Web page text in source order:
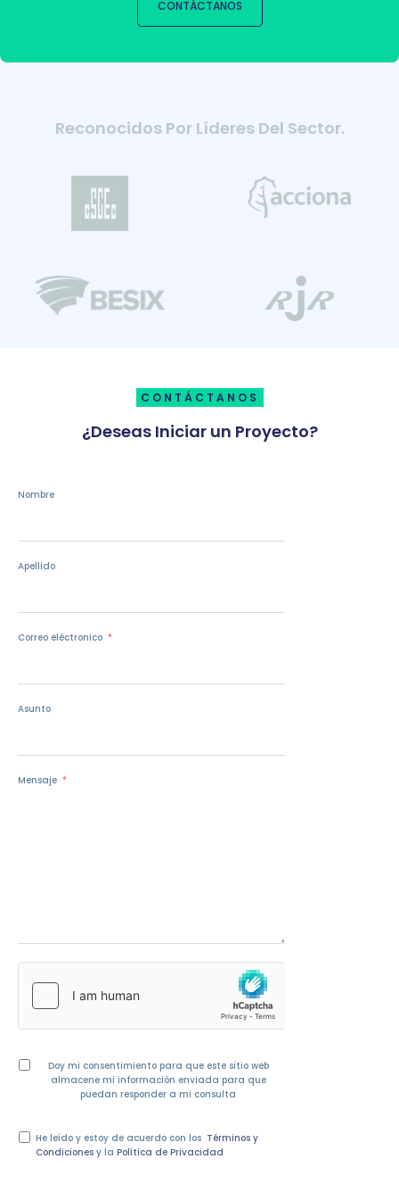
CONTÁCTANOS
Reconocidos Por Líderes Del Sector.
CONTÁCTANOS
¿Deseas Iniciar un Proyecto?
Nombre
Apellido
Correo eléctronico
Asunto
Mensaje
Doy mi consentimiento para que este sitio web
almacene mi información enviada para que
puedan responder a mi consulta
He leído y estoy de acuerdo con los Términos y
Condiciones y la Política de Privacidad